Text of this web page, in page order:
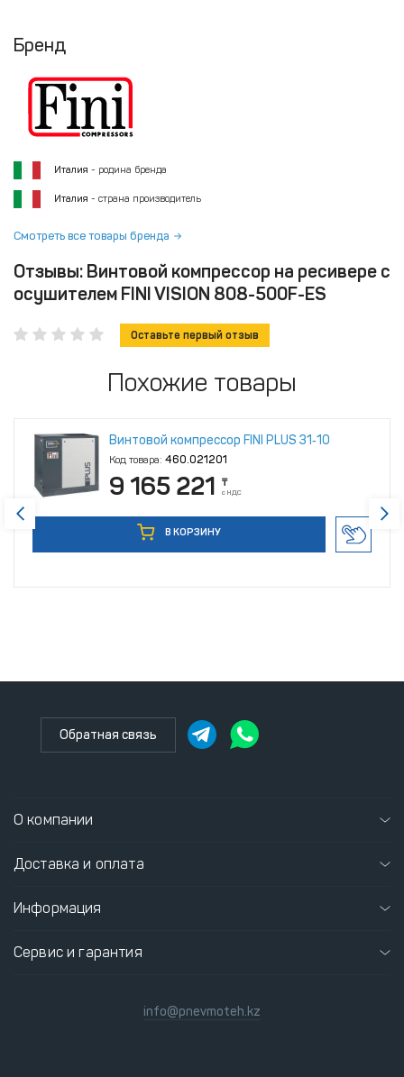
Бренд
Италия - родина бренда
Италия - страна производитель
Смотреть все товары бренда
Отзывы: Винтовой компрессор на ресивере с
осушителем FINI VISION 808-500F-ES
Оставьте первый отзыв
Похожие товары
Винтовой компрессор FINI PLUS 31‑10
Код товара: 460.021201
9 165 221 ₸
с НДС
В КОРЗИНУ
Обратная связь
О компании
Доставка и оплата
Информация
Сервис и гарантия
info@pnevmoteh.kz